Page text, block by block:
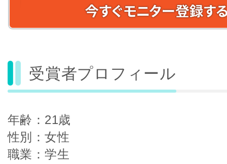
受賞者プロフィール
年齢：21歳
性別：女性
職業：学生